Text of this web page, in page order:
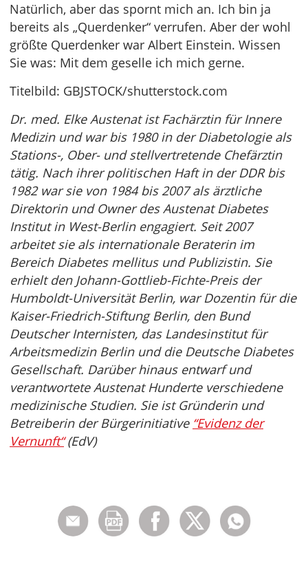
Natürlich, aber das spornt mich an. Ich bin ja
bereits als „Querdenker“ verrufen. Aber der wohl
größte Querdenker war Albert Einstein. Wissen
Sie was: Mit dem geselle ich mich gerne.
Titelbild: GBJSTOCK/shutterstock.com
Dr. med. Elke Austenat ist Fachärztin für Innere
Medizin und war bis 1980 in der Diabetologie als
Stations-, Ober- und stellvertretende Chefärztin
tätig. Nach ihrer politischen Haft in der DDR bis
1982 war sie von 1984 bis 2007 als ärztliche
Direktorin und Owner des Austenat Diabetes
Institut in West-Berlin engagiert. Seit 2007
arbeitet sie als internationale Beraterin im
Bereich Diabetes mellitus und Publizistin. Sie
erhielt den Johann-Gottlieb-Fichte-Preis der
Humboldt-Universität Berlin, war Dozentin für die
Kaiser-Friedrich-Stiftung Berlin, den Bund
Deutscher Internisten, das Landesinstitut für
Arbeitsmedizin Berlin und die Deutsche Diabetes
Gesellschaft. Darüber hinaus entwarf und
verantwortete Austenat Hunderte verschiedene
medizinische Studien. Sie ist Gründerin und
Betreiberin der Bürgerinitiative “Evidenz der
Vernunft“(EdV)